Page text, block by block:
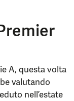
A, questa volta
valutando
nell’estate